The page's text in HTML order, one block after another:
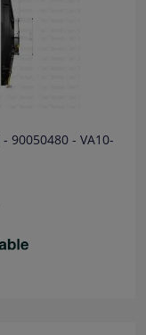
90050480 - VA10-